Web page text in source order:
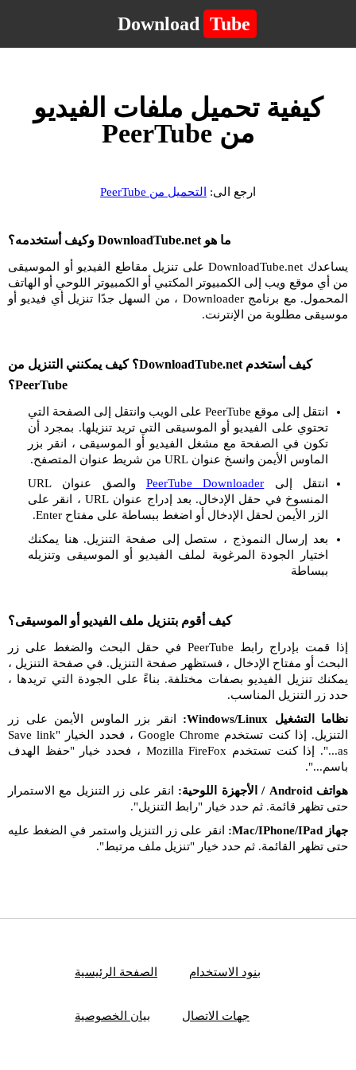
Download Tube
كيفية تحميل ملفات الفيديو
من PeerTube
ارجع الى: التحميل من PeerTube
ما هو DownloadTube.net وكيف أستخدمه؟
يساعدك DownloadTube.net على تنزيل مقاطع الفيديو أو الموسيقى
من أي موقع ويب إلى الكمبيوتر المكتبي أو الكمبيوتر اللوحي أو الهاتف
المحمول. مع برنامج Downloader ، من السهل جدًا تنزيل أي فيديو أو
موسيقى مطلوبة من الإنترنت.
كيف أستخدم DownloadTube.net؟ كيف يمكنني التنزيل من
PeerTube؟
انتقل إلى موقع PeerTube على الويب وانتقل إلى الصفحة التي
تحتوي على الفيديو أو الموسيقى التي تريد تنزيلها. بمجرد أن
تكون في الصفحة مع مشغل الفيديو أو الموسيقى ، انقر بزر
الماوس الأيمن وانسخ عنوان URL من شريط عنوان المتصفح.
انتقل إلى PeerTube Downloader
والصق عنوان URL
المنسوخ في حقل الإدخال. بعد إدراج عنوان URL ، انقر على
الزر الأيمن لحقل الإدخال أو اضغط ببساطة على مفتاح Enter.
بعد إرسال النموذج ، ستصل إلى صفحة التنزيل. هنا يمكنك
اختيار الجودة المرغوبة لملف الفيديو أو الموسيقى وتنزيله
ببساطة
كيف أقوم بتنزيل ملف الفيديو أو الموسيقى؟
إذا قمت بإدراج رابط PeerTube في حقل البحث والضغط على زر
البحث أو مفتاح الإدخال ، فستظهر صفحة التنزيل. في صفحة التنزيل ،
يمكنك تنزيل الفيديو بصفات مختلفة. بناءً على الجودة التي تريدها ،
حدد زر التنزيل المناسب.
نظاما التشغيل Windows/Linux:
انقر بزر الماوس الأيمن على زر
التنزيل. إذا كنت تستخدم Google Chrome ، فحدد الخيار "Save link
as...". إذا كنت تستخدم Mozilla FireFox ، فحدد خيار "حفظ الهدف
باسم...".
هواتف Android / الأجهزة اللوحية:
انقر على زر التنزيل مع الاستمرار
حتى تظهر قائمة. ثم حدد خيار "رابط التنزيل".
جهاز Mac/IPhone/IPad:
انقر على زر التنزيل واستمر في الضغط عليه
حتى تظهر القائمة. ثم حدد خيار "تنزيل ملف مرتبط".
الصفحة الرئيسية بنود الاستخدام
بيان الخصوصية جهات الاتصال